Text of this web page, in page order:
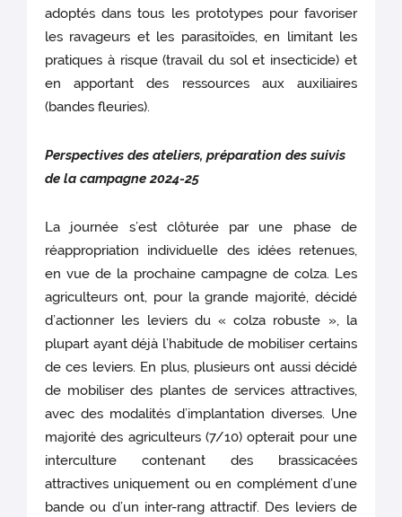
adoptés dans tous les prototypes pour favoriser
les ravageurs et les parasitoïdes, en limitant les
pratiques à risque (travail du sol et insecticide) et
en apportant des ressources aux auxiliaires
(bandes fleuries).
Perspectives des ateliers, préparation des suivis
de la campagne 2024-25
La journée s’est clôturée par une phase de
réappropriation individuelle des idées retenues,
en vue de la prochaine campagne de colza. Les
agriculteurs ont, pour la grande majorité, décidé
d’actionner les leviers du « colza robuste », la
plupart ayant déjà l’habitude de mobiliser certains
de ces leviers. En plus, plusieurs ont aussi décidé
de mobiliser des plantes de services attractives,
avec des modalités d’implantation diverses. Une
majorité des agriculteurs (7/10) opterait pour une
interculture contenant des brassicacées
attractives uniquement ou en complément d’une
bande ou d’un inter-rang attractif. Des leviers de